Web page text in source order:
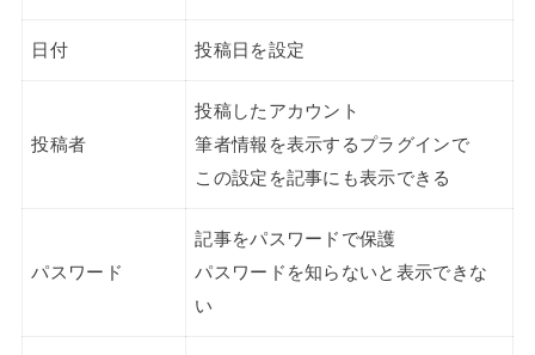
日付 投稿日を設定
投稿者
投稿したアカウント
筆者情報を表示するプラグインで
この設定を記事にも表示できる
パスワード
記事をパスワードで保護
パスワードを知らないと表示できな
い